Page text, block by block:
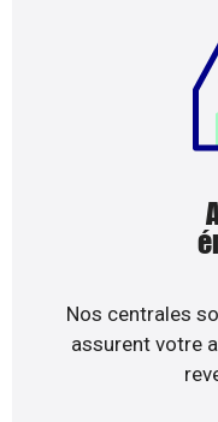
Nos centrales
assurent votre